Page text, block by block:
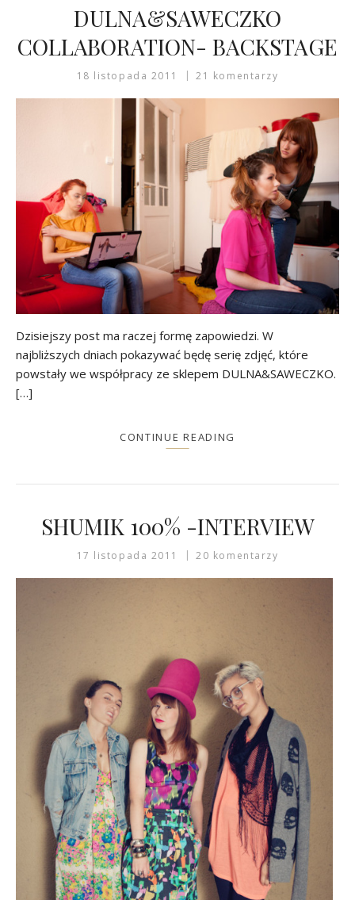
DULNA&SAWECZKO
COLLABORATION- BACKSTAGE
18 listopada 2011 21 komentarzy
Dzisiejszy post ma raczej formę zapowiedzi. W
najbliższych dniach pokazywać będę serię zdjęć, które
powstały we współpracy ze sklepem DULNA&SAWECZKO.
[…]
CONTINUE READING
SHUMIK 100% -INTERVIEW
17 listopada 2011 20 komentarzy